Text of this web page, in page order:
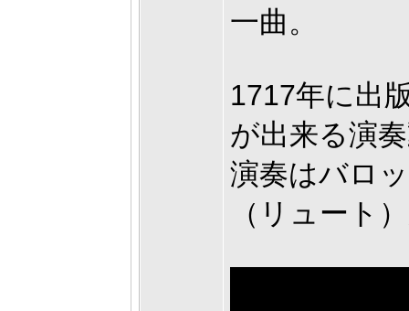
一曲。
1717年に出
が出来る演
演奏はバロ
（リュート